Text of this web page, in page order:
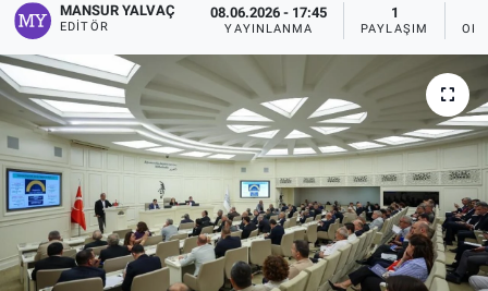
MANSUR YALVAÇ
EDITÖR
08.06.2026 - 17:45
YAYINLANMA
1
PAYLAŞIM